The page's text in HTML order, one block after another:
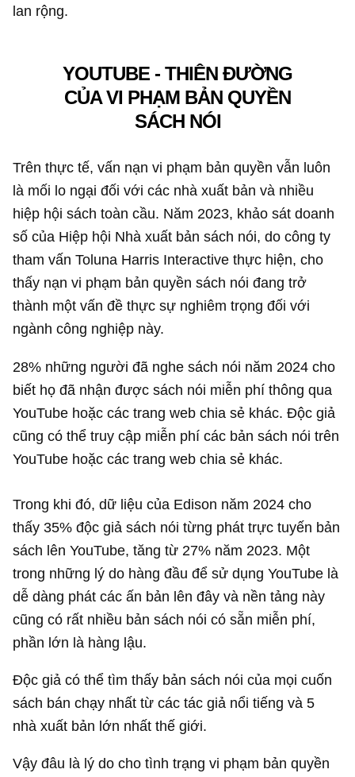
lan rộng.
YOUTUBE - THIÊN ĐƯỜNG
CỦA VI PHẠM BẢN QUYỀN
SÁCH NÓI
Trên thực tế, vấn nạn vi phạm bản quyền vẫn luôn
là mối lo ngại đối với các nhà xuất bản và nhiều
hiệp hội sách toàn cầu. Năm 2023, khảo sát doanh
số của Hiệp hội Nhà xuất bản sách nói, do công ty
tham vấn Toluna Harris Interactive thực hiện, cho
thấy nạn vi phạm bản quyền sách nói đang trở
thành một vấn đề thực sự nghiêm trọng đối với
ngành công nghiệp này.
28% những người đã nghe sách nói năm 2024 cho
biết họ đã nhận được sách nói miễn phí thông qua
YouTube hoặc các trang web chia sẻ khác. Độc giả
cũng có thể truy cập miễn phí các bản sách nói trên
YouTube hoặc các trang web chia sẻ khác.
Trong khi đó, dữ liệu của Edison năm 2024 cho
thấy 35% độc giả sách nói từng phát trực tuyến bản
sách lên YouTube, tăng từ 27% năm 2023. Một
trong những lý do hàng đầu để sử dụng YouTube là
dễ dàng phát các ấn bản lên đây và nền tảng này
cũng có rất nhiều bản sách nói có sẵn miễn phí,
phần lớn là hàng lậu.
Độc giả có thể tìm thấy bản sách nói của mọi cuốn
sách bán chạy nhất từ các tác giả nổi tiếng và 5
nhà xuất bản lớn nhất thế giới.
Vậy đâu là lý do cho tình trạng vi phạm bản quyền